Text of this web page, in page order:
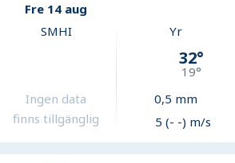
Fre 14 aug
SMHI
Ingen data
finns tillgänglig
Yr
32°
19°
0,5 mm
5 (- -) m/s